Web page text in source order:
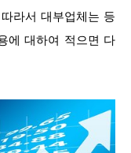
라서 대부업체는 등
에 대하여 적으면 다